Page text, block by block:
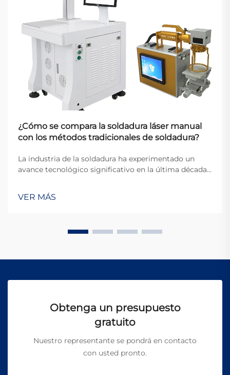
¿Cómo se compara la soldadura láser manual
con los métodos tradicionales de soldadura?
La industria de la soldadura ha experimentado un
avance tecnológico significativo en la última década,
alternativa revolucionaria frente a las técnicas
convencionales de soldadura. Esta tecnología
VER MÁS
Obtenga un presupuesto
gratuito
Nuestro representante se pondrá en contacto
con usted pronto.